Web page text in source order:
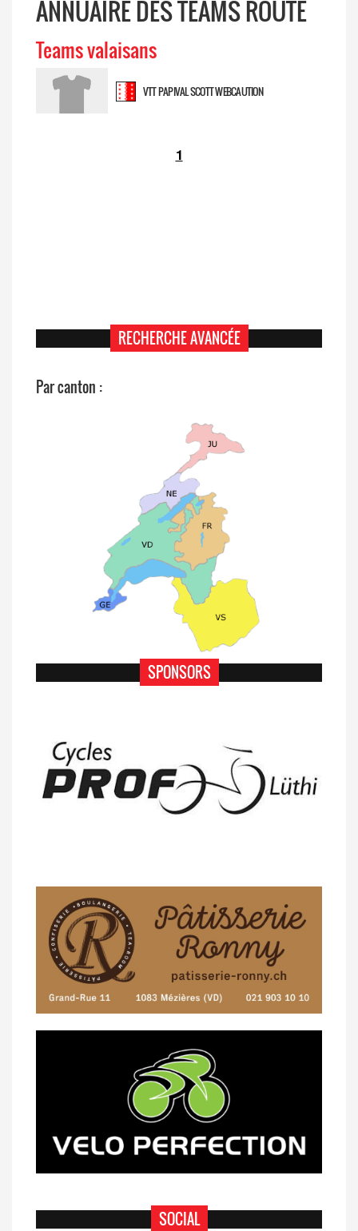
ANNUAIRE DES TEAMS ROUTE
Teams valaisans
VTT PAPIVAL SCOTT WEBCAUTION
1
RECHERCHE AVANCÉE
Par canton :
Annuler la recherche SPONSORS
SOCIAL